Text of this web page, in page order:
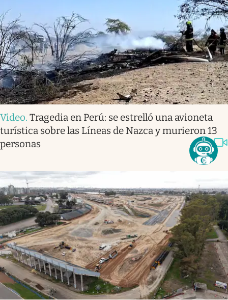
Video. Tragedia en Perú: se estrelló una avioneta
turística sobre las Líneas de Nazca y murieron 13
personas